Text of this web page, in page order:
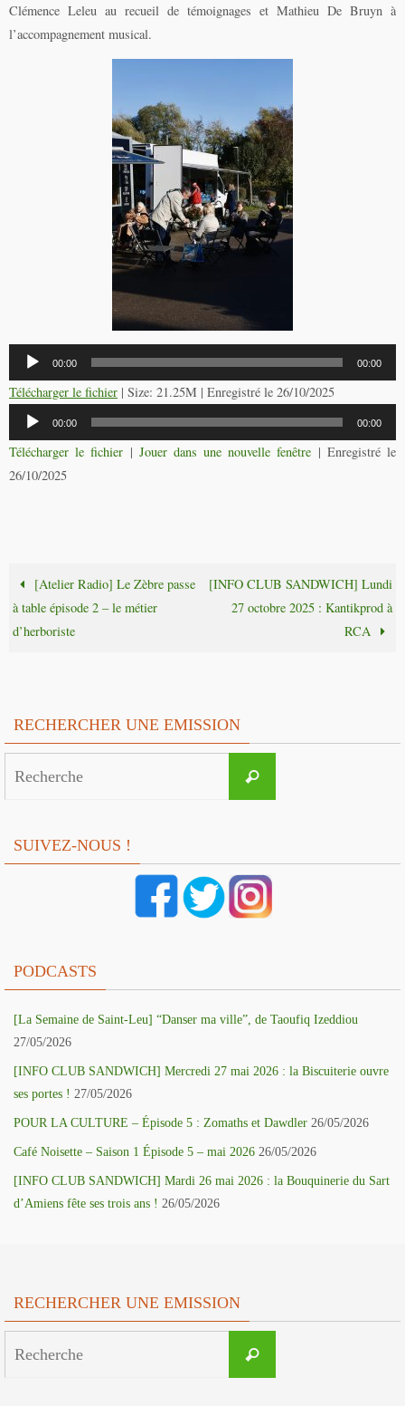
Clémence Leleu au recueil de témoignages et Mathieu De Bruyn à
l’accompagnement musical.
Lecteur
audio
00:00 00:00
Télécharger le fichier | Size: 21.25M | Enregistré le 26/10/2025
Lecteur
audio
00:00 00:00
Télécharger le fichier | Jouer dans une nouvelle fenêtre | Enregistré le
26/10/2025
[Atelier Radio] Le Zèbre passe
à table épisode 2 – le métier
d’herboriste
[INFO CLUB SANDWICH] Lundi
27 octobre 2025 : Kantikprod à
RCA
RECHERCHER UNE EMISSION
Recherche
SUIVEZ-NOUS !
PODCASTS
[La Semaine de Saint-Leu] “Danser ma ville”, de Taoufiq Izeddiou
27/05/2026
[INFO CLUB SANDWICH] Mercredi 27 mai 2026 : la Biscuiterie ouvre
ses portes ! 27/05/2026
POUR LA CULTURE – Épisode 5 : Zomaths et Dawdler 26/05/2026
Café Noisette – Saison 1 Épisode 5 – mai 2026 26/05/2026
[INFO CLUB SANDWICH] Mardi 26 mai 2026 : la Bouquinerie du Sart
d’Amiens fête ses trois ans ! 26/05/2026
RECHERCHER UNE EMISSION
Recherche